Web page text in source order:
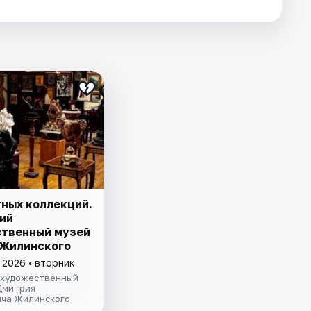
коллекций.
музей
• вторник
Жилинского